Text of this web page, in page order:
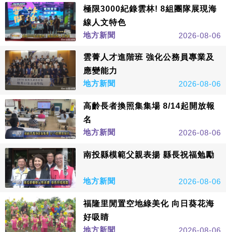
極限3000紀錄雲林! 8組團隊展現海
線人文特色
地方新聞
2026-08-06
雲菁人才進階班 強化公務員專業及
應變能力
地方新聞
2026-08-06
高齡長者換照集集場 8/14起開放報
名
地方新聞
2026-08-06
南投縣模範父親表揚 縣長祝福勉勵
地方新聞 2026-08-06
福隆里閒置空地綠美化 向日葵花海
好吸睛
地方新聞
2026-08-06